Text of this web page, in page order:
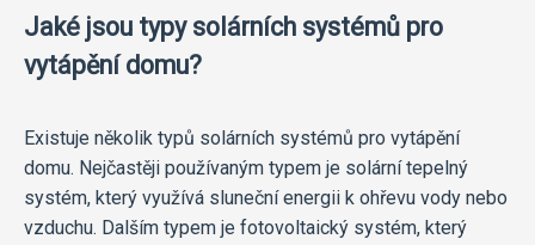
Jaké jsou typy solárních systémů pro
vytápění domu?
Existuje několik typů solárních systémů pro vytápění
domu. Nejčastěji používaným typem je solární tepelný
systém, který využívá sluneční energii k ohřevu vody nebo
vzduchu. Dalším typem je fotovoltaický systém, který